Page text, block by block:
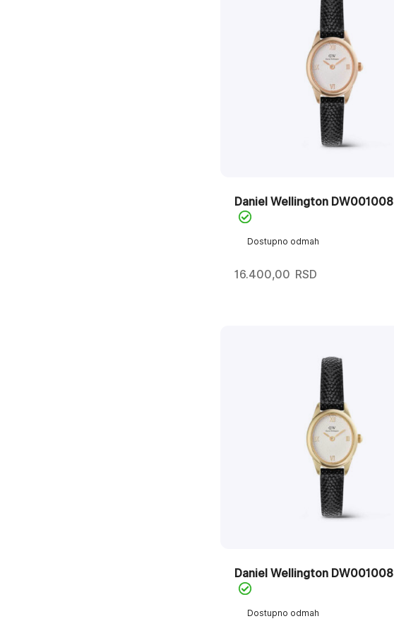
Dostupno odmah
Daniel Wellington
16.400,00 RSD
Dostupno odmah
Daniel Wellington